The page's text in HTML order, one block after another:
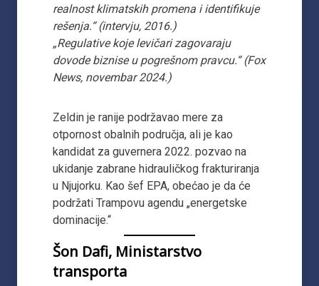
realnost klimatskih promena i identifikuje
rešenja.“ (intervju, 2016.)
„Regulative koje levičari zagovaraju
dovode biznise u pogrešnom pravcu.“ (Fox
News, novembar 2024.)
Zeldin je ranije podržavao mere za
otpornost obalnih područja, ali je kao
kandidat za guvernera 2022. pozvao na
ukidanje zabrane hidrauličkog frakturiranja
u Njujorku. Kao šef EPA, obećao je da će
podržati Trampovu agendu „energetske
dominacije.“
Šon Dafi, Ministarstvo
transporta